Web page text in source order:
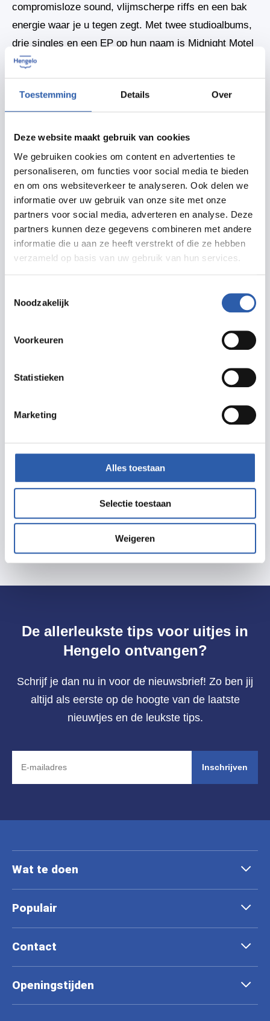
Toestemming Details Over
Deze website maakt gebruik van cookies
We gebruiken cookies om content en advertenties te
personaliseren, om functies voor social media te bieden
en om ons websiteverkeer te analyseren. Ook delen we
informatie over uw gebruik van onze site met onze
partners voor social media, adverteren en analyse. Deze
partners kunnen deze gegevens combineren met andere
informatie die u aan ze heeft verstrekt of die ze hebben
verzameld op basis van uw gebruik van hun services.
Noodzakelijk
Voorkeuren
Statistieken
Marketing
Alles toestaan
Selectie toestaan
Weigeren
compromisloze sound, vlijmscherpe riffs en een bak
energie waar je u tegen zegt. Met twee studioalbums,
drie singles en een EP op hun naam is Midnight Motel
uitgegroeid tot een vaste waarde binnen de
Nederlandse en Europese rockscene. Vanaf 8 mei zijn
onze nummers via spotify te luisteren!
Zet in agenda
Routebeschrijving
info@midnightmotel.nl
Prijzen
Voorverkoop: €15,-
Deurverkoop: €18,-
De allerleukste tips voor uitjes in
Hengelo ontvangen?
Schrijf je dan nu in voor de nieuwsbrief! Zo ben jij
altijd als eerste op de hoogte van de laatste
nieuwtjes en de leukste tips.
Inschrijven
Wat te doen
Populair
Contact
Openingstijden